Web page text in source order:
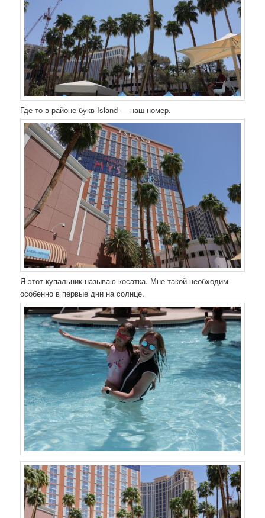
Где-то в районе букв Island — наш номер.
Я этот купальник называю косатка. Мне такой необходим
особенно в первые дни на солнце.